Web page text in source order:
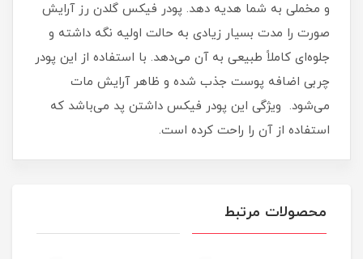
و مخملی به شما هدیه دهد. پودر فیکس گلدن رز آرایش
صورت را مدت بسیار زیادی به حالت اولیه نگه داشته و
جلوه‌ای کاملاً طبیعی به آن می‌دهد. با استفاده از این پودر
چربی اضافه پوست جذب شده و ظاهر آرایش مات
می‌شود. ویژگی این پودر فیکس داشتن پد می‌باشد که
استفاده از آن را راحت کرده است.
محصولات مرتبط